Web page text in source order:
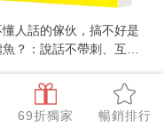
69折獨家 暢銷排行
懂人話的傢伙，搞不好是
？：說話不帶刺、互動
NT$308